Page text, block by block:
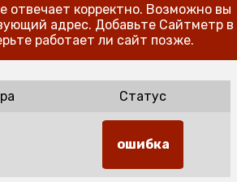
отвечает корректно. Возможно вы
адрес. Добавьте Сайтметр в
работает ли сайт позже.
Статус
ошибка